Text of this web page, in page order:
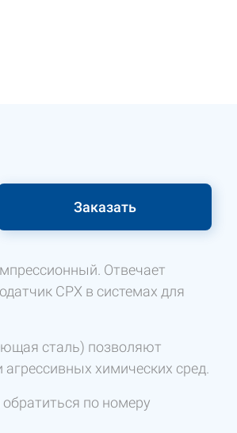
Заказать
Отвечает
CPX в системах для
сталь) позволяют
химических сред.
по номеру